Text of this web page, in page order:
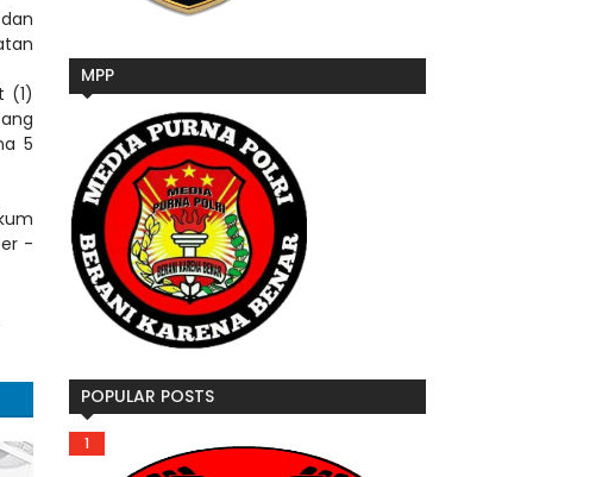
(1)
5
-
MPP
POPULAR POSTS